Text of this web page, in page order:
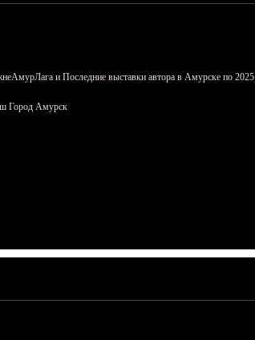
и Последние выставки автора в Амурске по 2025
Город Амурск